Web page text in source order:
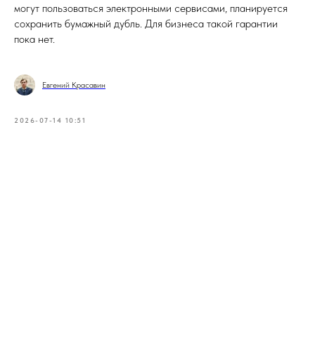
могут пользоваться электронными сервисами, планируется
сохранить бумажный дубль. Для бизнеса такой гарантии
пока нет.
Евгений Красавин
2026-07-14 10:51